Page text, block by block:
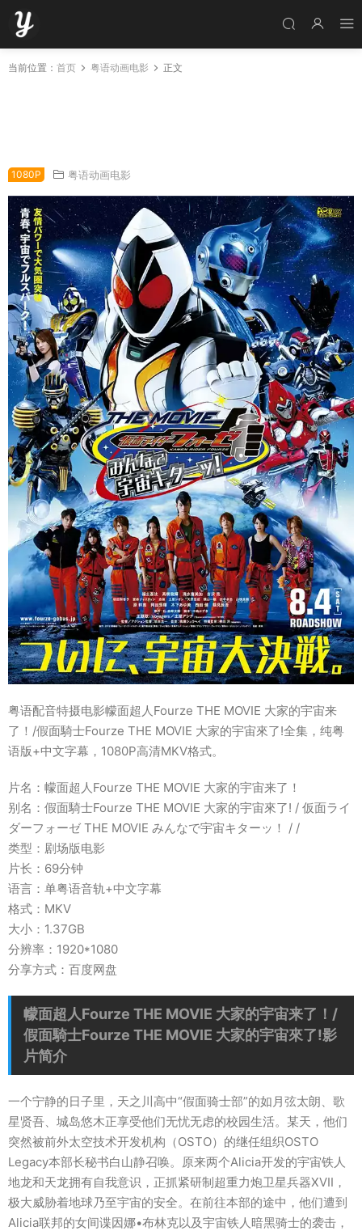
当前位置： 首页 粤语动画电影 正文
1080P 粤语动画电影
粤语配音特摄电影幪面超人Fourze THE MOVIE 大家的宇宙来
了！/假面騎士Fourze THE MOVIE 大家的宇宙來了!全集，纯粤
语版+中文字幕，1080P高清MKV格式。
片名：幪面超人Fourze THE MOVIE 大家的宇宙来了！
别名：假面騎士Fourze THE MOVIE 大家的宇宙來了! / 仮面ライ
ダーフォーゼ THE MOVIE みんなで宇宙キターッ！ / /
类型：剧场版电影
片长：69分钟
语言：单粤语音轨+中文字幕
格式：MKV
大小：1.37GB
分辨率：1920*1080
分享方式：百度网盘
幪面超人Fourze THE MOVIE 大家的宇宙来了！/
假面騎士Fourze THE MOVIE 大家的宇宙來了!影
片简介
一个宁静的日子里，天之川高中“假面骑士部”的如月弦太朗、歌
星贤吾、城岛悠木正享受他们无忧无虑的校园生活。某天，他们
突然被前外太空技术开发机构（OSTO）的继任组织OSTO
Legacy本部长秘书白山静召唤。原来两个Alicia开发的宇宙铁人
地龙和天龙拥有自我意识，正抓紧研制超重力炮卫星兵器XVII，
极大威胁着地球乃至宇宙的安全。在前往本部的途中，他们遭到
Alicia联邦的女间谍因娜•布林克以及宇宙铁人暗黑骑士的袭击，